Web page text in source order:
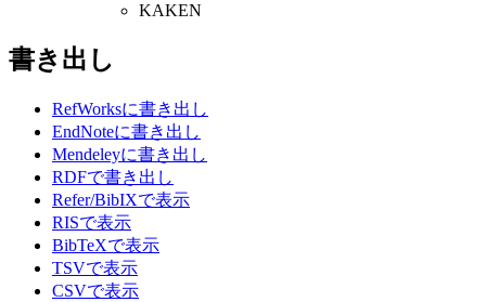
KAKEN
書き出し
RefWorksに書き出し
EndNoteに書き出し
Mendeleyに書き出し
RDFで書き出し
Refer/BibIXで表示
RISで表示
BibTeXで表示
TSVで表示
CSVで表示